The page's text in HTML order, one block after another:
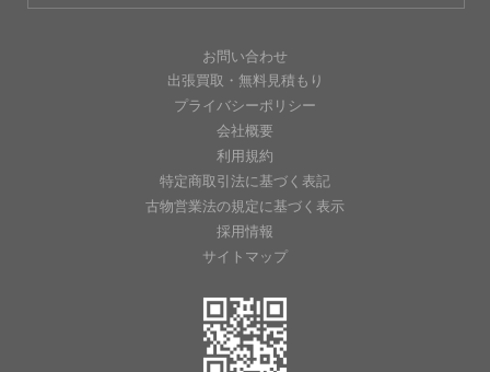
お問い合わせ
出張買取・無料見積もり
プライバシーポリシー
会社概要
利用規約
特定商取引法に基づく表記
古物営業法の規定に基づく表示
採用情報
サイトマップ